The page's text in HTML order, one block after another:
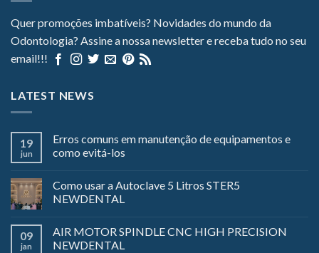
Quer promoções imbatíveis? Novidades do mundo da
Odontologia? Assine a nossa newsletter e receba tudo no seu
email!!!
LATEST NEWS
19
jun
Erros comuns em manutenção de equipamentos e
como evitá-los
Como usar a Autoclave 5 Litros STER5
NEWDENTAL
09
jan
AIR MOTOR SPINDLE CNC HIGH PRECISION
NEWDENTAL